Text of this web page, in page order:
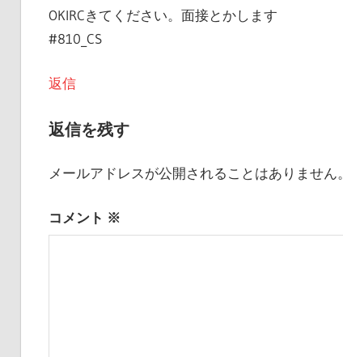
OKIRCきてください。面接とかします
#810_CS
返信
返信を残す
メールアドレスが公開されることはありません。
コメント ※